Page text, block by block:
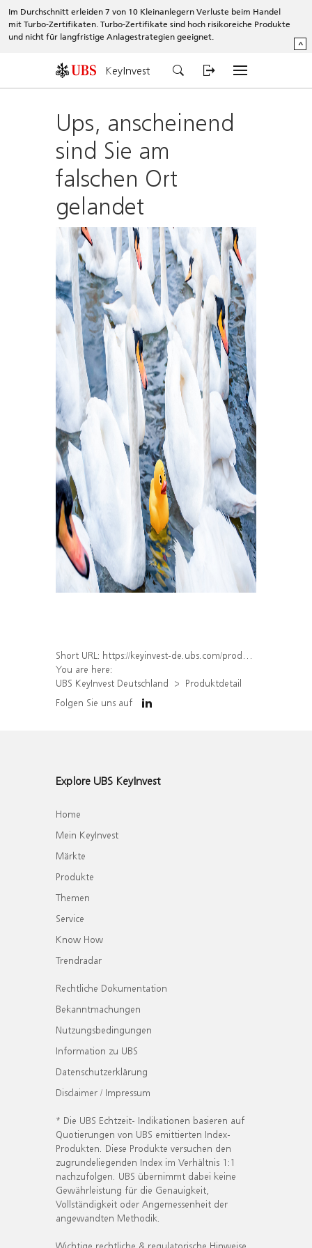
Im Durchschnitt erleiden 7 von 10 Kleinanlegern Verluste beim Handel
mit Turbo-Zertifikaten. Turbo-Zertifikate sind hoch risikoreiche Produkte
und nicht für langfristige Anlagestrategien geeignet.
^
KeyInvest
Ups, anscheinend
sind Sie am
falschen Ort
gelandet
Short URL: https://keyinvest-de.ubs.com/produkt/detail/index/isin/DE000WA6S9K2
You are here:
UBS KeyInvest Deutschland
Produktdetail
Folgen Sie uns auf
Explore UBS KeyInvest
Home
Mein KeyInvest
Märkte
Produkte
Themen
Service
Know How
Trendradar
Rechtliche Dokumentation
Bekanntmachungen
Nutzungsbedingungen
Information zu UBS
Datenschutzerklärung
Disclaimer / Impressum
* Die UBS Echtzeit- Indikationen basieren auf
Quotierungen von UBS emittierten Index-
Produkten. Diese Produkte versuchen den
zugrundeliegenden Index im Verhältnis 1:1
nachzufolgen. UBS übernimmt dabei keine
Gewährleistung für die Genauigkeit,
Vollständigkeit oder Angemessenheit der
angewandten Methodik.